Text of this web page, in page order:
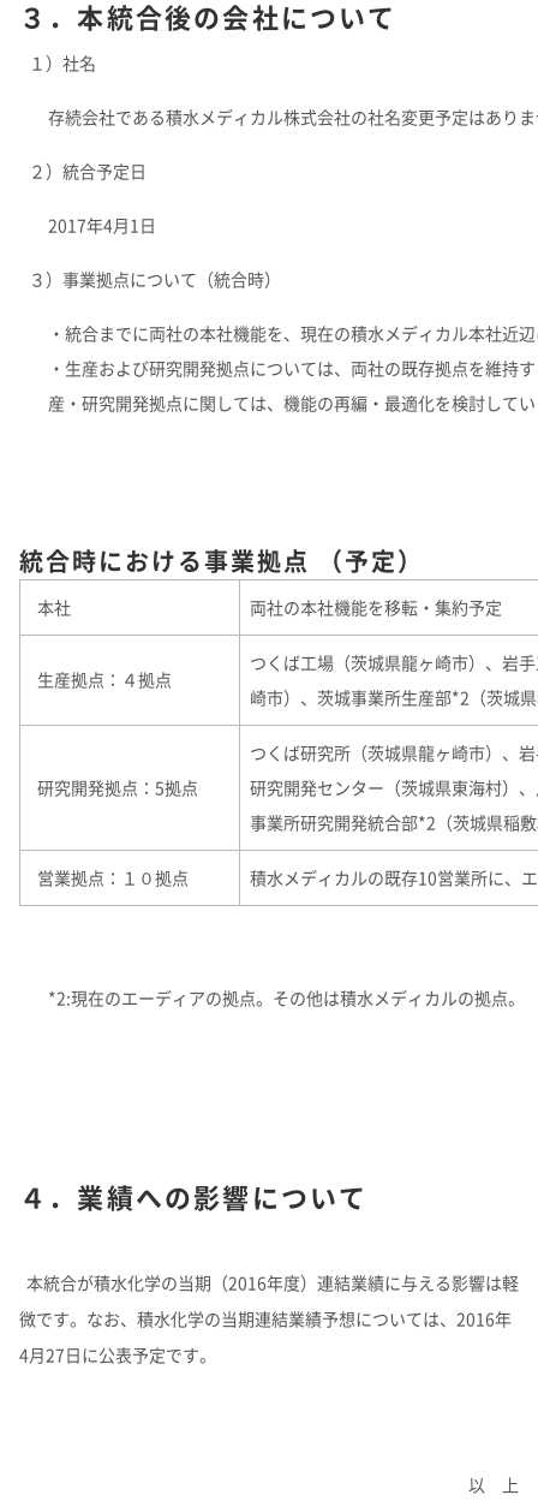
３．本統合後の会社について
１）社名
存続会社である積水メディカル株式会社の社名変更予定はあり
２）統合予定日
2017年4月1日
３）事業拠点について（統合時）
・統合までに両社の本社機能を、現在の積水メディカル本社近
・生産および研究開発拠点については、両社の既存拠点を維持
産・研究開発拠点に関しては、機能の再編・最適化を検討して
統合時における事業拠点 （予定）
本社 両社の本社機能を移転・集約予定
生産拠点：４拠点
つくば工場（茨城県龍ヶ崎市）、岩
崎市）、茨城事業所生産部*2（茨城
研究開発拠点：5拠点
つくば研究所（茨城県龍ヶ崎市）、
研究開発センター（茨城県東海村）
事業所研究開発統合部*2（茨城県稲
営業拠点：１０拠点 積水メディカルの既存10営業所に、
*2:現在のエーディアの拠点。その他は積水メディカルの拠点。
４．業績への影響について
本統合が積水化学の当期（2016年度）連結業績に与える影響は軽
微です。なお、積水化学の当期連結業績予想については、2016年
4月27日に公表予定です。
以 上